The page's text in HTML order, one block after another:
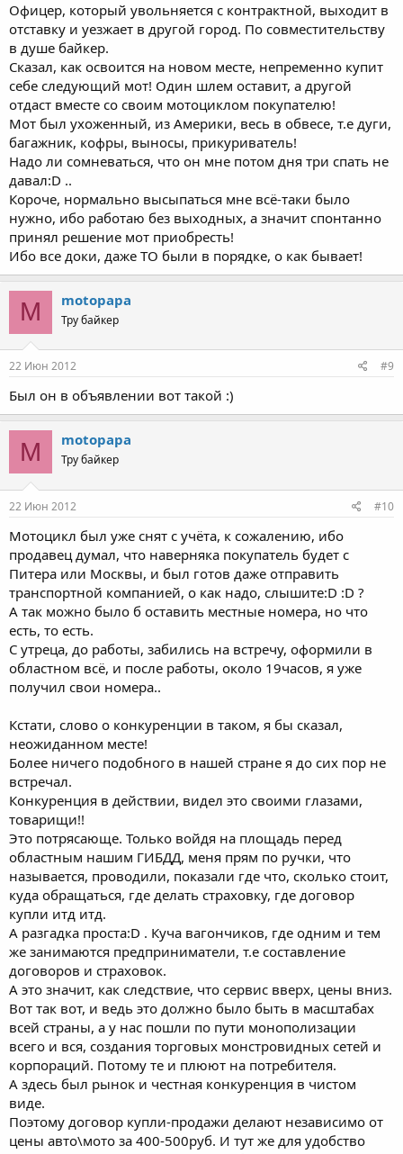
Офицер, который увольняется с контрактной, выходит в
отставку и уезжает в другой город. По совместительству
в душе байкер.
Сказал, как освоится на новом месте, непременно купит
себе следующий мот! Один шлем оставит, а другой
отдаст вместе со своим мотоциклом покупателю!
Мот был ухоженный, из Америки, весь в обвесе, т.е дуги,
багажник, кофры, выносы, прикуриватель!
Надо ли сомневаться, что он мне потом дня три спать не
давал:D ..
Короче, нормально высыпаться мне всё-таки было
нужно, ибо работаю без выходных, а значит спонтанно
принял решение мот приобресть!
Ибо все доки, даже ТО были в порядке, о как бывает!
M motopapa
Тру байкер
22 Июн 2012 #9
Был он в объявлении вот такой :)
M motopapa
Тру байкер
22 Июн 2012 #10
Мотоцикл был уже снят с учёта, к сожалению, ибо
продавец думал, что наверняка покупатель будет с
Питера или Москвы, и был готов даже отправить
транспортной компанией, о как надо, слышите:D :D ?
А так можно было б оставить местные номера, но что
есть, то есть.
С утреца, до работы, забились на встречу, оформили в
областном всё, и после работы, около 19часов, я уже
получил свои номера..
Кстати, слово о конкуренции в таком, я бы сказал,
неожиданном месте!
Более ничего подобного в нашей стране я до сих пор не
встречал.
Конкуренция в действии, видел это своими глазами,
товарищи!!
Это потрясающе. Только войдя на площадь перед
областным нашим ГИБДД, меня прям по ручки, что
называется, проводили, показали где что, сколько стоит,
куда обращаться, где делать страховку, где договор
купли итд итд.
А разгадка проста:D . Куча вагончиков, где одним и тем
же занимаются предприниматели, т.е составление
договоров и страховок.
А это значит, как следствие, что сервис вверх, цены вниз.
Вот так вот, и ведь это должно было быть в масштабах
всей страны, а у нас пошли по пути монополизации
всего и вся, создания торговых монстровидных сетей и
корпораций. Потому те и плюют на потребителя.
А здесь был рынок и честная конкуренция в чистом
виде.
Поэтому договор купли-продажи делают независимо от
цены авто\мото за 400-500руб. И тут же для удобство